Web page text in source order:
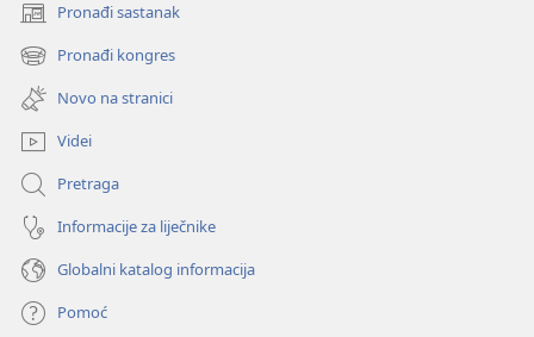
Pronađi sastanak
(otvara
se
novi
prozor)
Pronađi kongres
(otvara
se
novi
prozor)
Novo na stranici
Videi
Pretraga
Informacije za liječnike
Globalni katalog informacija
Pomoć